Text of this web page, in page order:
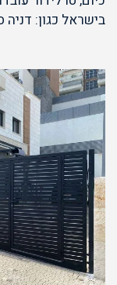
בישראל כגון: דניה